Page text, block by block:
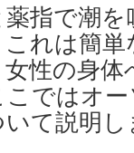
指で潮
れは簡
性の身
ではオ
て説明し